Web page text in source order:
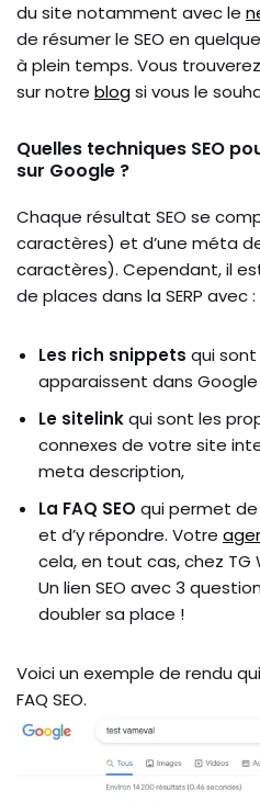
du site notamment avec le
de résumer le SEO en
à plein temps. Vous
sur notre blogsi vous le
Quelles techniques SEO
sur Google ?
Chaque résultat SEO se
caractères) et d’une méta
caractères). Cependant, il
de places dans la SERP avec :
Les rich snippets qui
apparaissent dans
Le sitelinkqui sont les
connexes de votre site
meta description,
La FAQ SEO qui permet
et d’y répondre. Votre
cela, en tout cas, chez TG
Un lien SEO avec 3
doubler sa place !
Voici un exemple de rendu
FAQ SEO.